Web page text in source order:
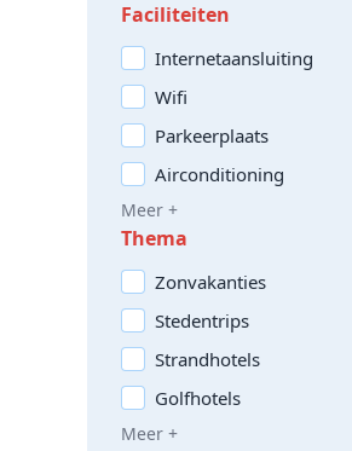
Faciliteiten
Internetaansluiting
Wifi
Parkeerplaats
Airconditioning
Meer +
Thema
Zonvakanties
Stedentrips
Strandhotels
Golfhotels
Meer +